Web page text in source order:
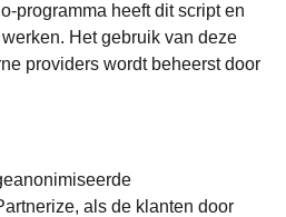
programma heeft dit script en
Het gebruik van deze
providers wordt beheerst door
als de klanten door